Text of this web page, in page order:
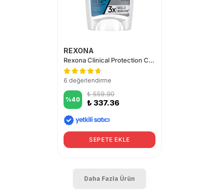
REXONA
Rexona Clinical Protection Clean Erkek Stick Deodorant 45 ml
6 değerlendirme
%40
₺ 559.90
₺ 337.36
SEPETE EKLE
Daha Fazla Ürün